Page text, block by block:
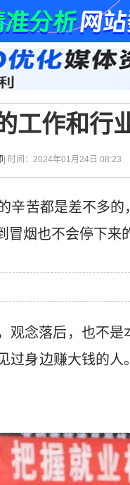
工作和行
| 时间：2024年01月24日 08:23
辛苦都是差不多的
烟也不会停下来
观念落后，也不
过身边赚大钱的